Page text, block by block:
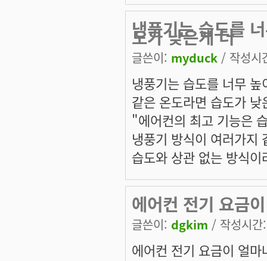
냉풍기는 습도를
도가 낮은게 더
글쓴이: myduck / 작성
냉풍기는 습도를 너무 높
같은 온도라면 습도가
"에어컨의 최고 기능은
냉풍기 방식이 여러가지
습도와 상관 없는 방식
에어컨 전기 요금
글쓴이: dgkim / 작성시
에어컨 전기 요금이 얼마